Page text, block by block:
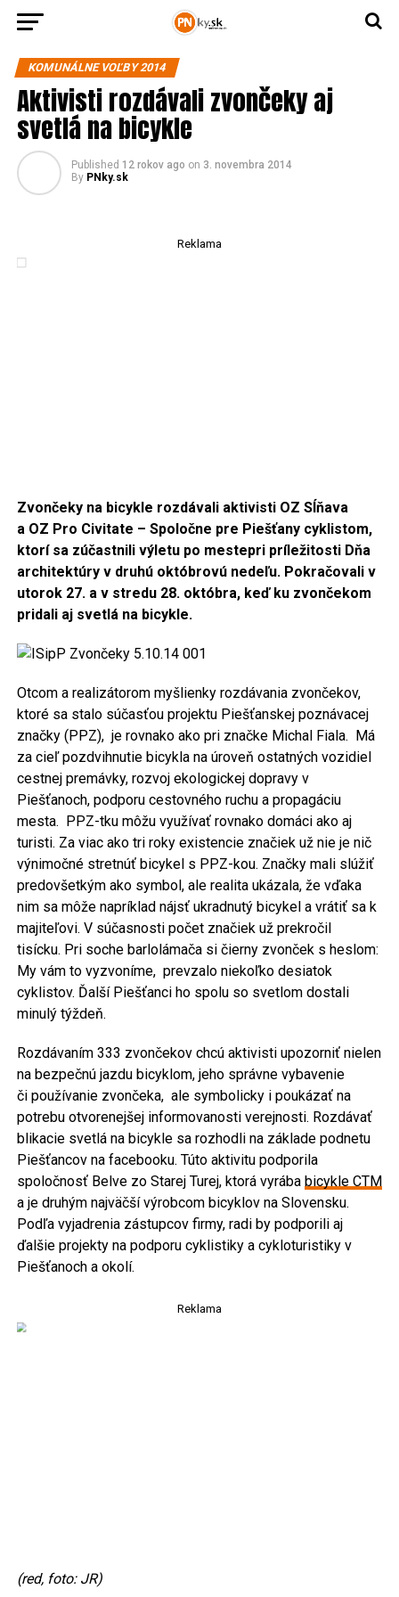
KOMUNÁLNE VOĽBY 2014
Aktivisti rozdávali zvončeky aj
svetlá na bicykle
Published 12 rokov ago on 3. novembra 2014
By PNky.sk
Reklama
Zvončeky na bicykle rozdávali aktivisti OZ Sĺňava
a OZ Pro Civitate – Spoločne pre Piešťany cyklistom,
ktorí sa zúčastnili výletu po mestepri príležitosti Dňa
architektúry v druhú októbrovú nedeľu. Pokračovali v
utorok 27. a v stredu 28. októbra, keď ku zvončekom
pridali aj svetlá na bicykle.
Otcom a realizátorom myšlienky rozdávania zvončekov,
ktoré sa stalo súčasťou projektu Piešťanskej poznávacej
značky (PPZ), je rovnako ako pri značke Michal Fiala. Má
za cieľ pozdvihnutie bicykla na úroveň ostatných vozidiel
cestnej premávky, rozvoj ekologickej dopravy v
Piešťanoch, podporu cestovného ruchu a propagáciu
mesta. PPZ-tku môžu využívať rovnako domáci ako aj
turisti. Za viac ako tri roky existencie značiek už nie je nič
výnimočné stretnúť bicykel s PPZ-kou. Značky mali slúžiť
predovšetkým ako symbol, ale realita ukázala, že vďaka
nim sa môže napríklad nájsť ukradnutý bicykel a vrátiť sa k
majiteľovi. V súčasnosti počet značiek už prekročil
tisícku. Pri soche barlolámača si čierny zvonček s heslom:
My vám to vyzvoníme, prevzalo niekoľko desiatok
cyklistov. Ďalší Piešťanci ho spolu so svetlom dostali
minulý týždeň.
Rozdávaním 333 zvončekov chcú aktivisti upozorniť nielen
na bezpečnú jazdu bicyklom, jeho správne vybavenie
či používanie zvončeka, ale symbolicky i poukázať na
potrebu otvorenejšej informovanosti verejnosti. Rozdávať
blikacie svetlá na bicykle sa rozhodli na základe podnetu
Piešťancov na facebooku. Túto aktivitu podporila
spoločnosť Belve zo Starej Turej, ktorá vyrába bicykle CTM
a je druhým najväčší výrobcom bicyklov na Slovensku.
Podľa vyjadrenia zástupcov firmy, radi by podporili aj
ďalšie projekty na podporu cyklistiky a cykloturistiky v
Piešťanoch a okolí.
Reklama
(red, foto: JR)